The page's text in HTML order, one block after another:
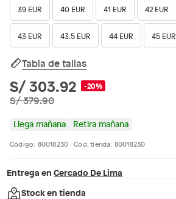
39 EUR 40 EUR 41 EUR 42 EUR
43 EUR 43.5 EUR 44 EUR 45 EUR
Tabla de tallas
S/ 303.92 -20%
S/ 379.90
Llega mañana Retira mañana
Código: 80018230 Cód. tienda: 80018230
Entrega en Cercado De Lima
Stock en tienda